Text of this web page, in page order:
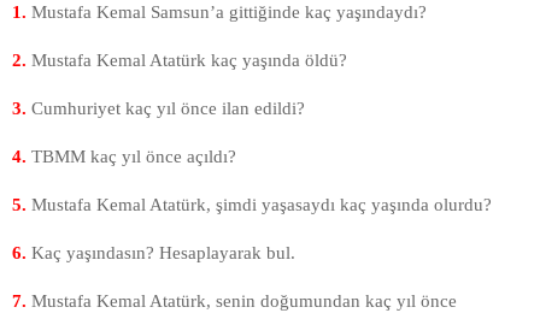
1. Mustafa Kemal Samsun’a gittiğinde kaç yaşındaydı?
2. Mustafa Kemal Atatürk kaç yaşında öldü?
3. Cumhuriyet kaç yıl önce ilan edildi?
4. TBMM kaç yıl önce açıldı?
5. Mustafa Kemal Atatürk, şimdi yaşasaydı kaç yaşında olurdu?
6. Kaç yaşındasın? Hesaplayarak bul.
7. Mustafa Kemal Atatürk, senin doğumundan kaç yıl önce